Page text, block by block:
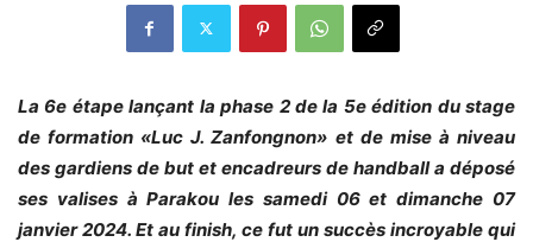
La 6e étape lançant la phase 2 de la 5e édition du stage
de formation «Luc J. Zanfongnon» et de mise à niveau
des gardiens de but et encadreurs de handball a déposé
ses valises à Parakou les samedi 06 et dimanche 07
janvier 2024. Et au finish, ce fut un succès incroyable qui